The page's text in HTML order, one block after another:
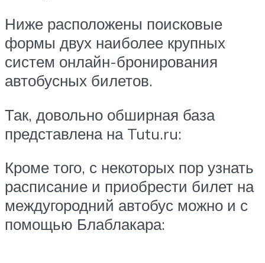
Ниже расположены поисковые
формы двух наиболее крупных
систем онлайн-бронирования
автобусных билетов.
Так, довольно обширная база
представлена на Tutu.ru:
Кроме того, с некоторых пор узнать
расписание и приобрести билет на
междугородний автобус можно и с
помощью Блаблакара: